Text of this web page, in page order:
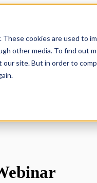
cookies are used to
other media. To find out
site. But in order to